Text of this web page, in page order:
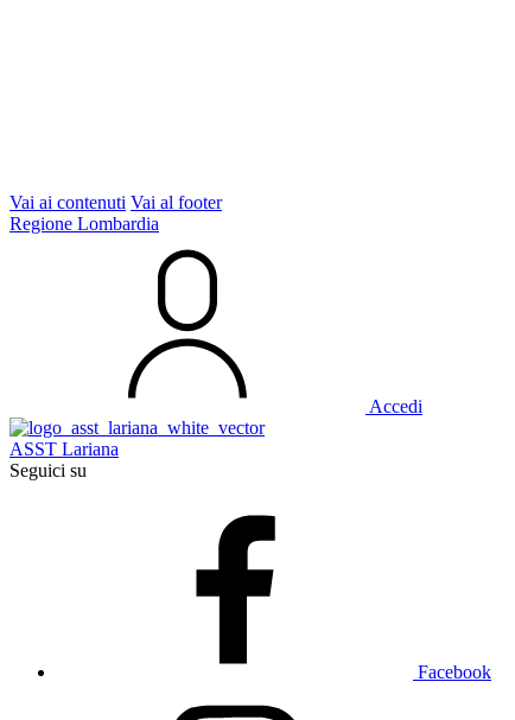
Vai ai contenuti Vai al footer
Regione Lombardia
Accedi
ASST Lariana
Seguici su
Facebook